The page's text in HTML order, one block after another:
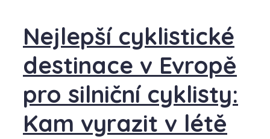
Nejlepší cyklistické
destinace v Evropě
pro silniční cyklisty:
Kam vyrazit v létě